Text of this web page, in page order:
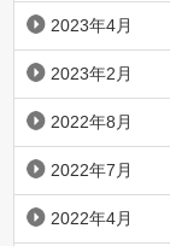
2023年4月
2023年2月
2022年8月
2022年7月
2022年4月